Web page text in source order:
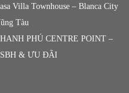
Villa Townhouse – Blanca City
Tàu
PHÚ CENTRE POINT –
& ƯU ĐÃI